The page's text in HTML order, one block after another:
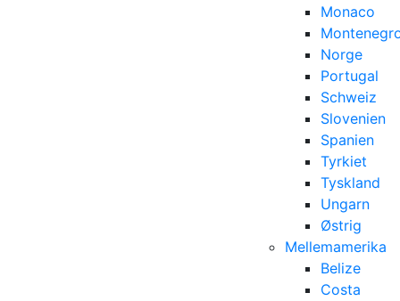
Monaco
Norge
Portugal
Schweiz
Slovenien
Spanien
Tyrkiet
Tyskland
Ungarn
Østrig
Mellemamerika
Belize
Costa